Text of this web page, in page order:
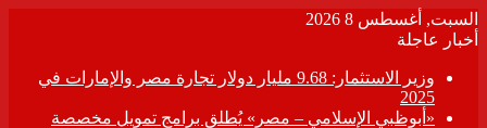
السبت, أغسطس 8 2026
أخبار عاجلة
وزير الاستثمار: 9.68 مليار دولار تجارة مصر والإمارات في
2025
«أبوظبي الإسلامي – مصر» يُطلق برامج تمويل مخصصة